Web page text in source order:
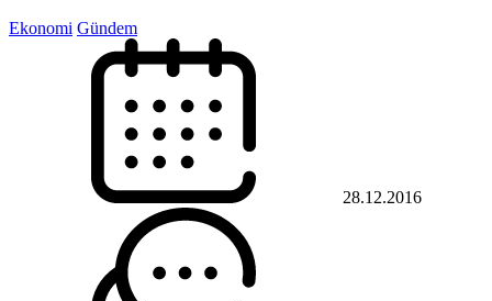
Ekonomi Gündem
28.12.2016